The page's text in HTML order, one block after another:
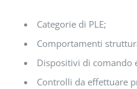
Categorie di PLE;
Comportamenti
Dispositivi di comando
Controlli da effettuare